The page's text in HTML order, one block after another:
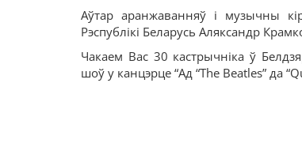
Аўтар аранжаванняў і музычны
Рэспублікі Беларусь Аляксандр
Чакаем Вас 30 кастрычніка ў
шоў у канцэрце “Ад “The Beatles” да